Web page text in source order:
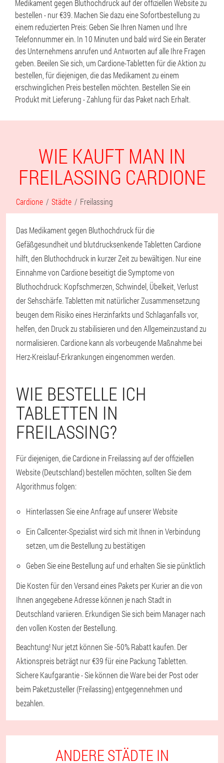
Medikament gegen Bluthochdruck auf der offiziellen Website zu
bestellen - nur €39. Machen Sie dazu eine Sofortbestellung zu
einem reduzierten Preis: Geben Sie Ihren Namen und Ihre
Telefonnummer ein. In 10 Minuten und bald wird Sie ein Berater
des Unternehmens anrufen und Antworten auf alle Ihre Fragen
geben. Beeilen Sie sich, um Cardione-Tabletten für die Aktion zu
bestellen, für diejenigen, die das Medikament zu einem
erschwinglichen Preis bestellen möchten. Bestellen Sie ein
Produkt mit Lieferung - Zahlung für das Paket nach Erhalt.
WIE KAUFT MAN IN
FREILASSING CARDIONE
Cardione Städte Freilassing
Das Medikament gegen Bluthochdruck für die
Gefäßgesundheit und blutdrucksenkende Tabletten Cardione
hilft, den Bluthochdruck in kurzer Zeit zu bewältigen. Nur eine
Einnahme von Cardione beseitigt die Symptome von
Bluthochdruck: Kopfschmerzen, Schwindel, Übelkeit, Verlust
der Sehschärfe. Tabletten mit natürlicher Zusammensetzung
beugen dem Risiko eines Herzinfarkts und Schlaganfalls vor,
helfen, den Druck zu stabilisieren und den Allgemeinzustand zu
normalisieren. Cardione kann als vorbeugende Maßnahme bei
Herz-Kreislauf-Erkrankungen eingenommen werden.
WIE BESTELLE ICH
TABLETTEN IN
FREILASSING?
Für diejenigen, die Cardione in Freilassing auf der offiziellen
Website (Deutschland) bestellen möchten, sollten Sie dem
Algorithmus folgen:
Hinterlassen Sie eine Anfrage auf unserer Website
Ein Callcenter-Spezialist wird sich mit Ihnen in Verbindung
setzen, um die Bestellung zu bestätigen
Geben Sie eine Bestellung auf und erhalten Sie sie pünktlich
Die Kosten für den Versand eines Pakets per Kurier an die von
Ihnen angegebene Adresse können je nach Stadt in
Deutschland variieren. Erkundigen Sie sich beim Manager nach
den vollen Kosten der Bestellung.
Beachtung! Nur jetzt können Sie -50% Rabatt kaufen. Der
Aktionspreis beträgt nur €39 für eine Packung Tabletten.
Sichere Kaufgarantie - Sie können die Ware bei der Post oder
beim Paketzusteller (Freilassing) entgegennehmen und
bezahlen.
ANDERE STÄDTE IN